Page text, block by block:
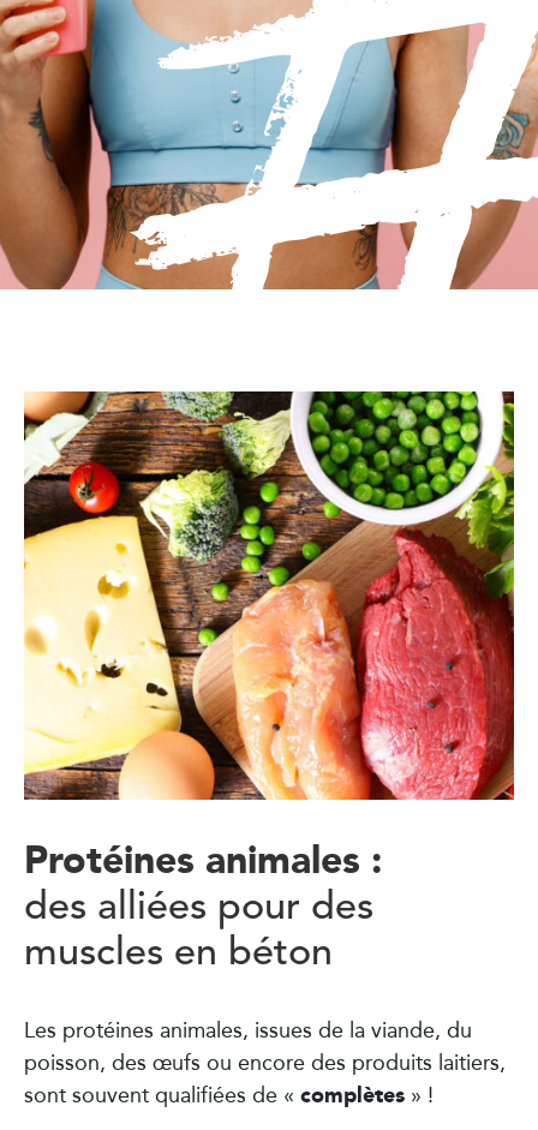
Protéines animales :
des alliées pour des
muscles en béton
Les protéines animales, issues de la viande, du
poisson, des œufs ou encore des produits laitiers,
sont souvent qualifiées de « complètes » !